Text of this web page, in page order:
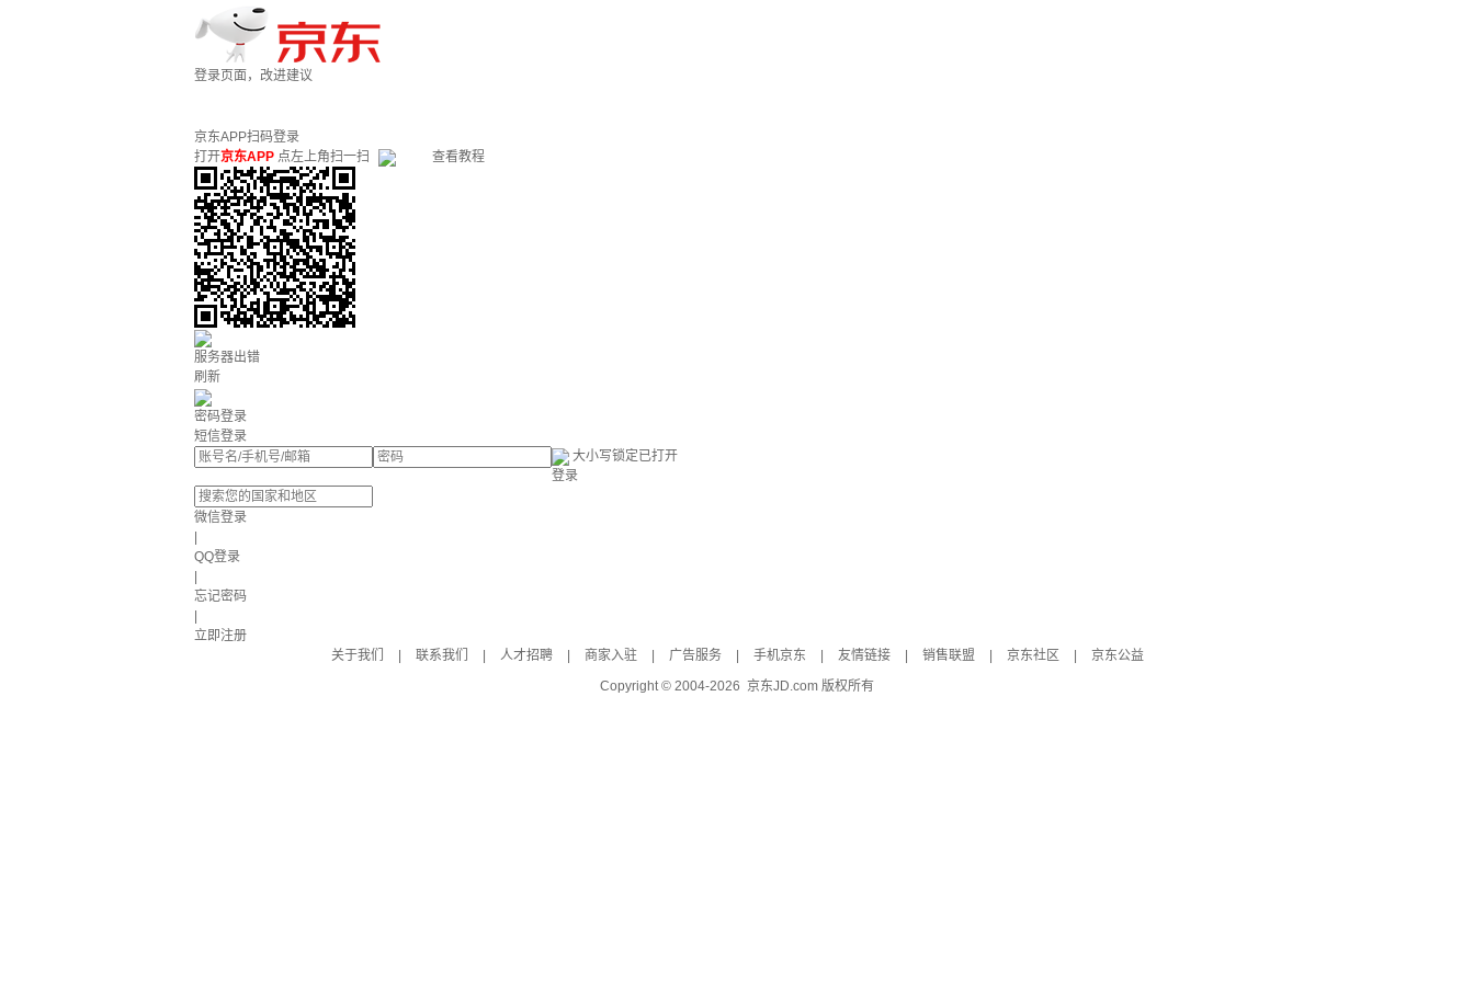
登录页面，改进建议
京东APP扫码登录
打开京东APP 点左上角扫一扫 查看教程
服务器出错
刷新
密码登录
短信登录
大小写锁定已打开
登录
微信登录
QQ登录
忘记密码
立即注册
关于我们
联系我们 人才招聘 商家入驻 广告服务 手机京东 友情链接 销售联盟 京东社区
京东公益
Copyright © 2004-2026 京东JD.com 版权所有